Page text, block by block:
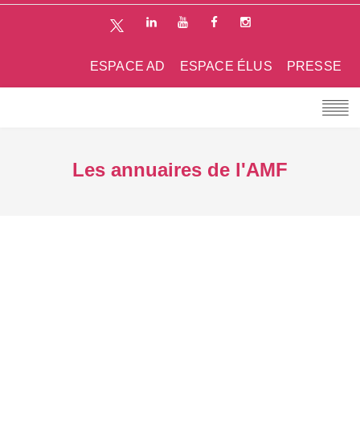
PRESSE
ESPACE ÉLUS
ESPACE AD
Les annuaires de l'AMF